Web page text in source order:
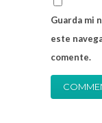
Guarda mi
este
comente.